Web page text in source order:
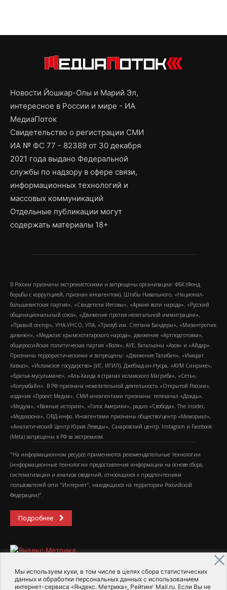
Мы используем куки, в том числе в целях сбора статистических
данных и обработки персональных данных с использованием
интернет-сервиса «Яндекс. Метрика», Рейтинг Mail.ru. Если Вы не
Новости Йошкар-Олы и Марий Эл,
интересное в России и мире - ИА
МедиаПоток
Свидетельство о регистрации СМИ
ИА № ФС 77 - 82389 от 30 декабря
2021 года выдано Федеральной
службы по надзору в сфере связи,
информационных технологий и
массовых коммуникаций
Отдельные публикации могут
содержать материалы 18+
В России признаны экстремистскими и запрещены организации: ФБК (Фонд
борьбы с коррупцией, признан иноагентом), Штабы Навального, «Национал-
большевистская партия», «Свидетели Иеговы», «Армия воли народа», «Русский
общенациональный союз», «Движение против нелегальной иммиграции»,
«Правый сектор», УНА-УНСО, УПА, «Тризуб им. Степана Бандеры», «Мизантропик
дивижн», «Меджлис крымскотатарского народа», движение «Артподготовка»,
общероссийская политическая партия «Воля», АУЕ, батальоны «Азов» и «Айдар».
Признаны террористическими и запрещены: «Движение Талибан», «Имарат
Кавказ», «Исламское государство» (ИГ, ИГИЛ), Джебхад-ан-Нусра, «АУМ Синрике»,
«Братья-мусульмане», «Аль-Каида в странах исламского Магриба», «Сеть»,
«Колумбайн». В РФ признана нежелательной деятельность «Открытой России»,
издания «Проект Медиа». СМИ-иноагентами признаны: телеканал «Дождь»,
«Медуза», «Важные истории», «Голос Америки», радио «Свобода», The Insider,
«Медиазона», ОВД-инфо. Иноагентами признаны общество/центр «Мемориал»,
«Аналитический Центр Юрия Левады», Сахаровский центр. Instagram и Facebook
(Metа) запрещены в РФ за экстремизм.
"На информационном ресурсе применяются рекомендательные технологии
(информационные технологии предоставления информации на основе сбора,
систематизации и анализа сведений, относящихся к предпочтениям
пользователей сети "Интернет", находящихся на территории Российской
Федерации)".
Подробнее